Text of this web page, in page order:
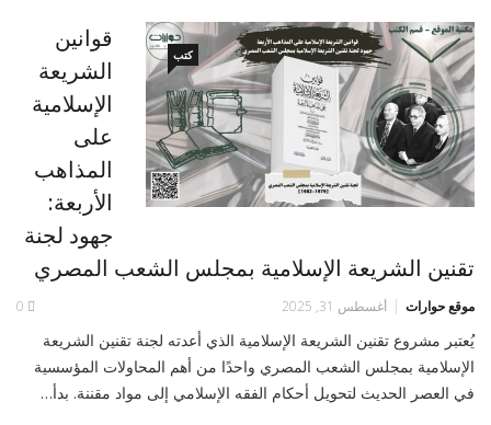
كتب
قوانين
الشريعة
الإسلامية
على
المذاهب
الأربعة:
جهود لجنة
تقنين الشريعة الإسلامية بمجلس الشعب المصري
موقع حوارات أغسطس 31, 2025 0
يُعتبر مشروع تقنين الشريعة الإسلامية الذي أعدته لجنة تقنين الشريعة
الإسلامية بمجلس الشعب المصري واحدًا من أهم المحاولات المؤسسية
في العصر الحديث لتحويل أحكام الفقه الإسلامي إلى مواد مقننة. بدأ…